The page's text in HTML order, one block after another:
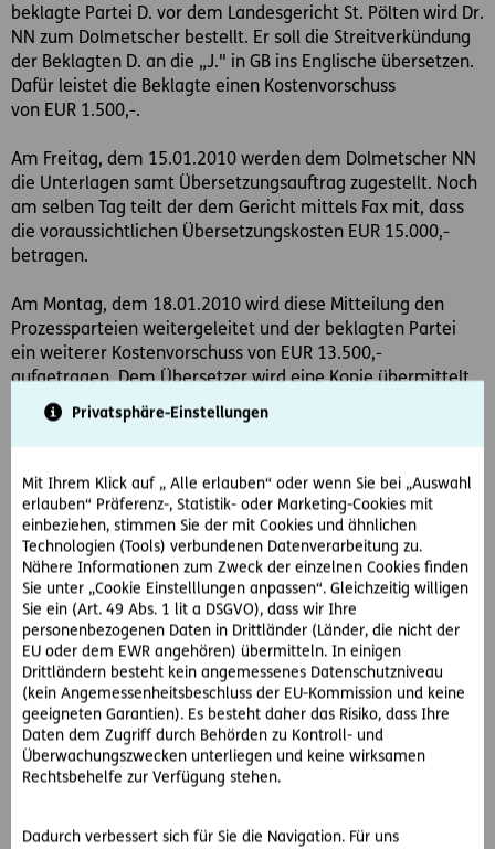
Privatsphäre-Einstellungen
Mit Ihrem Klick auf „ Alle erlauben“ oder wenn Sie bei „Auswahl
erlauben“ Präferenz-, Statistik- oder Marketing-Cookies mit
einbeziehen, stimmen Sie der mit Cookies und ähnlichen
Technologien (Tools) verbundenen Datenverarbeitung zu.
Nähere Informationen zum Zweck der einzelnen Cookies finden
Sie unter „Cookie Einstelllungen anpassen“. Gleichzeitig willigen
Sie ein (Art. 49 Abs. 1 lit a DSGVO), dass wir Ihre
personenbezogenen Daten in Drittländer (Länder, die nicht der
EU oder dem EWR angehören) übermitteln. In einigen
Drittländern besteht kein angemessenes Datenschutzniveau
(kein Angemessenheitsbeschluss der EU-Kommission und keine
geeigneten Garantien). Es besteht daher das Risiko, dass Ihre
Daten dem Zugriff durch Behörden zu Kontroll- und
Überwachungszwecken unterliegen und keine wirksamen
Rechtsbehelfe zur Verfügung stehen.
Dadurch verbessert sich für Sie die Navigation. Für uns
beklagte Partei D. vor dem Landesgericht St. Pölten wird Dr.
NN zum Dolmetscher bestellt. Er soll die Streitverkündung
der Beklagten D. an die „J." in GB ins Englische übersetzen.
Dafür leistet die Beklagte einen Kostenvorschuss
von EUR 1.500,-.
Am Freitag, dem 15.01.2010 werden dem Dolmetscher NN
die Unterlagen samt Übersetzungsauftrag zugestellt. Noch
am selben Tag teilt der dem Gericht mittels Fax mit, dass
die voraussichtlichen Übersetzungskosten EUR 15.000,-
betragen.
Am Montag, dem 18.01.2010 wird diese Mitteilung den
Prozessparteien weitergeleitet und der beklagten Partei
ein weiterer Kostenvorschuss von EUR 13.500,-
aufgetragen. Dem Übersetzer wird eine Kopie übermittelt
mit dem Beisatz, vorerst keine weitere Tätigkeit zu
entfalten. Diese Mitteilung erreicht den Dolmetscher am
Mittwoch, dem 20.10.2010. Prompt teilt er daraufhin dem
Gericht mit, dass er bereits mit der Übersetzung begonnen
hat.
Angesichts der Höhe der Kosten zieht die beklagte Partei
die Streitverkündung zurück, der Übersetzungsauftrag wird
daraufhin widerrufen.
Mit den Unterlagen übermittelt der Übersetzer seine
Kostennote über EUR 9.460,40 an das Gericht.
Die beklagte Partei gesteht zwar zu, dass der Dolmetscher
seine Warnpflicht erfüllt hat, wendet aber ein, er hätte
nicht ohne weitere Mitteilung mit seiner Arbeit beginnen
dürfen. Er hätte die Entscheidung des Gerichts abwarten